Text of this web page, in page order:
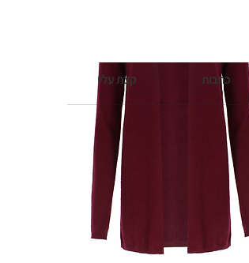
כתבות קצת עליי